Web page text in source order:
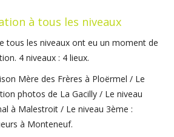
à tous les niveaux
tous les niveaux ont eu un moment de
4 niveaux : 4 lieux.
Mère des Frères à Ploërmel / Le
photos de La Gacilly / Le niveau
à Malestroit / Le niveau 3ème :
à Monteneuf.